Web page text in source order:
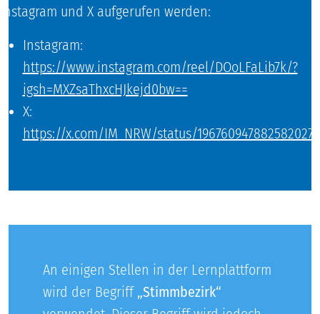
Instagram und X aufgerufen werden:
Instagram:
https://www.instagram.com/reel/DOoLFaLib7k/?
igsh=MXZsaThxcHJkejd0bw==
X:
https://x.com/IM_NRW/status/1967609478825820270
An einigen Stellen in der Lernplattform
wird der Begriff „Stimmbezirk“